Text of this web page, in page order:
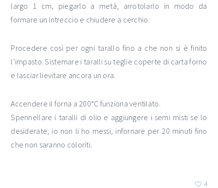
largo 1 cm, piegarlo a metà, arrotolarlo in modo da
formare un intreccio e chiudere a cerchio.
Procedere così per ogni tarallo fino a che non si è finito
l’impasto. Sistemare i taralli su teglie coperte di carta forno
e lasciar lievitare ancora un ora.
Accendere il forna a 200°C funziona ventilato.
Spennellare i taralli di olio e aggiungere i semi misti se lo
desiderate, io non li ho messi, infornare per 20 minuti fino
che non saranno coloriti.
4